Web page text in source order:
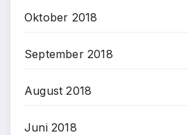
Oktober 2018
September 2018
August 2018
Juni 2018